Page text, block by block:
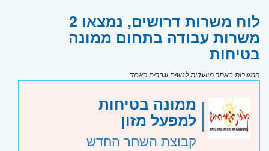
לוח משרות דרושים, נמצאו 2
משרות עבודה בתחום ממונה
בטיחות
המשרות באתר מיועדות לנשים וגברים כאחד
ממונה בטיחות
למפעל מזון
קבוצת השחר החדש